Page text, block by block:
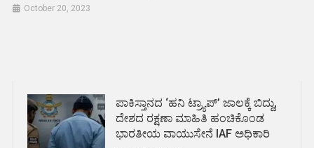
October 20, 2023
ಪಾಕಿಸ್ತಾನದ ‘ಹನಿ ಟ್ರ್ಯಾಪ್’ ಜಾಲಕ್ಕೆ ಬಿದ್ದು,
ದೇಶದ ರಕ್ಷಣಾ ಮಾಹಿತಿ ಹಂಚಿಕೊಂಡ
ಭಾರತೀಯ ವಾಯುಸೇನೆ IAF ಅಧಿಕಾರಿ